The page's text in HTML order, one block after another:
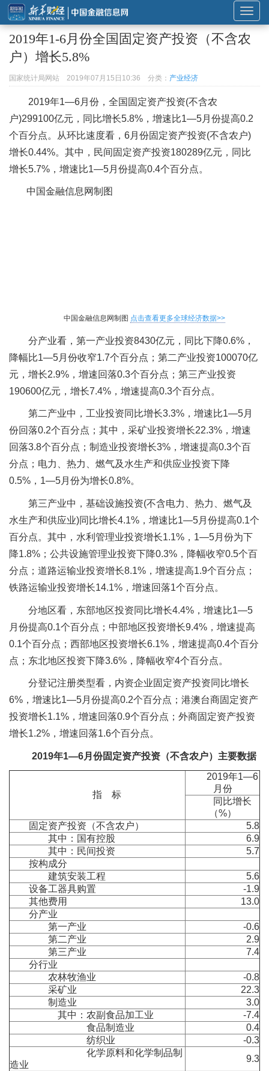
展
开
或
导
2019年1-6月份全国固定资产投资（不含农
户）增长5.8%
国家统计局网站 2019年07月15日10:36 分类： 产业经济
2019年1—6月份，全国固定资产投资(不含农
户)299100亿元，同比增长5.8%，增速比1—5月份提高0.2
个百分点。从环比速度看，6月份固定资产投资(不含农户)
增长0.44%。其中，民间固定资产投资180289亿元，同比
增长5.7%，增速比1—5月份提高0.4个百分点。
中国金融信息网制图
中国金融信息网制图 点击查看更多全球经济数据>>
分产业看，第一产业投资8430亿元，同比下降0.6%，
降幅比1—5月份收窄1.7个百分点；第二产业投资100070亿
元，增长2.9%，增速回落0.3个百分点；第三产业投资
190600亿元，增长7.4%，增速提高0.3个百分点。
第二产业中，工业投资同比增长3.3%，增速比1—5月
份回落0.2个百分点；其中，采矿业投资增长22.3%，增速
回落3.8个百分点；制造业投资增长3%，增速提高0.3个百
分点；电力、热力、燃气及水生产和供应业投资下降
0.5%，1—5月份为增长0.8%。
第三产业中，基础设施投资(不含电力、热力、燃气及
水生产和供应业)同比增长4.1%，增速比1—5月份提高0.1个
百分点。其中，水利管理业投资增长1.1%，1—5月份为下
降1.8%；公共设施管理业投资下降0.3%，降幅收窄0.5个百
分点；道路运输业投资增长8.1%，增速提高1.9个百分点；
铁路运输业投资增长14.1%，增速回落1个百分点。
分地区看，东部地区投资同比增长4.4%，增速比1—5
月份提高0.1个百分点；中部地区投资增长9.4%，增速提高
0.1个百分点；西部地区投资增长6.1%，增速提高0.4个百分
点；东北地区投资下降3.6%，降幅收窄4个百分点。
分登记注册类型看，内资企业固定资产投资同比增长
6%，增速比1—5月份提高0.2个百分点；港澳台商固定资产
投资增长1.1%，增速回落0.9个百分点；外商固定资产投资
增长1.2%，增速回落1.6个百分点。
2019年1—6月份固定资产投资（不含农户）主要数据
指 标
2019年1—6
月份
同比增长
（%）
固定资产投资（不含农户）
5.8
其中：国有控股
6.9
其中：民间投资
5.7
按构成分
建筑安装工程
5.6
设备工器具购置
-1.9
其他费用
13.0
分产业
第一产业
-0.6
第二产业
2.9
第三产业
7.4
分行业
农林牧渔业
-0.8
采矿业
22.3
制造业
3.0
其中：农副食品加工业
-7.4
食品制造业
0.4
纺织业
-0.3
化学原料和化学制品制
造业
9.3